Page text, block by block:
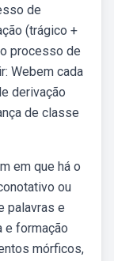
de
(trágico +
processo de
Webem cada
derivação
de classe
em que há o
ou
palavras e
e formação
mórficos,